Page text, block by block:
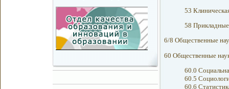
53
58
6/8 Общественные
60 Общественные
60.0
60.5
60.6